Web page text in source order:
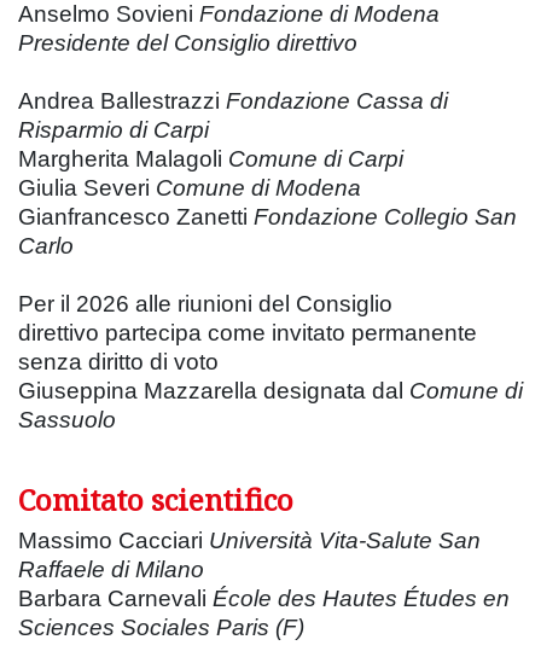
Anselmo Sovieni Fondazione di Modena
Presidente del Consiglio direttivo
Andrea Ballestrazzi Fondazione Cassa di
Risparmio di Carpi
Margherita Malagoli Comune di Carpi
Giulia Severi Comune di Modena
Gianfrancesco Zanetti Fondazione Collegio San
Carlo
Per il 2026 alle riunioni del Consiglio
direttivo partecipa come invitato permanente
senza diritto di voto
Giuseppina Mazzarella designata dal Comune di
Sassuolo
Comitato scientifico
Massimo Cacciari Università Vita-Salute San
Raffaele di Milano
Barbara Carnevali École des Hautes Études en
Sciences Sociales Paris (F)